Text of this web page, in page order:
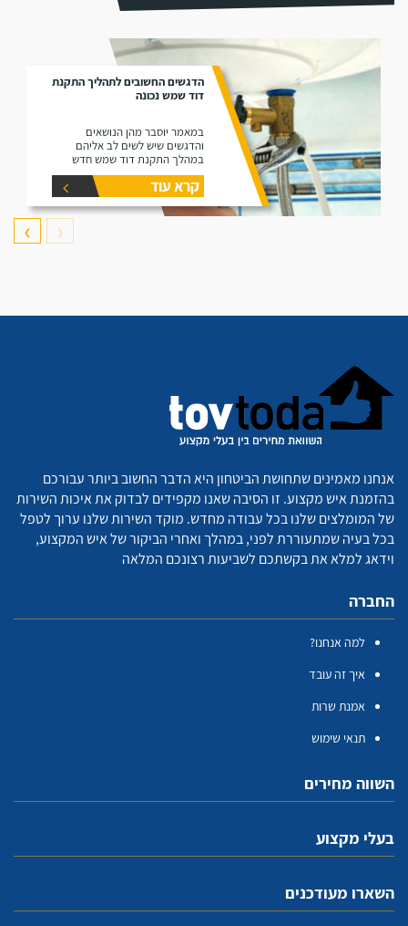
הדגשים החשובים לתהליך התקנת
דוד שמש נכונה
במאמר יוסבר מהן הנושאים
והדגשים שיש לשים לב אליהם
במהלך התקנת דוד שמש חדש
קרא עוד
❮
❯
אנחנו מאמינים שתחושת הביטחון היא הדבר החשוב ביותר עבורכם
בהזמנת איש מקצוע. זו הסיבה שאנו מקפידים לבדוק את איכות השירות
של המומלצים שלנו בכל עבודה מחדש. מוקד השירות שלנו ערוך לטפל
בכל בעיה שמתעוררת לפני, במהלך ואחרי הביקור של איש המקצוע,
וידאג למלא את בקשתכם לשביעות רצונכם המלאה
החברה
למה אנחנו?
איך זה עובד
אמנת שרות
תנאי שימוש
השווה מחירים
בעלי מקצוע
השארו מעודכנים